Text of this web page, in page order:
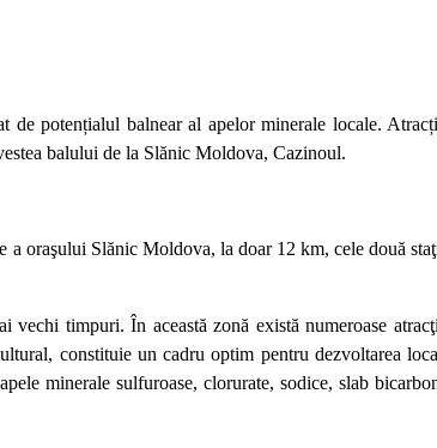
potențialul balnear al apelor minerale locale.
balului de la Slănic Moldova, Cazinoul.
a oraşului Slănic Moldova, la doar 12 km, cele două
vechi timpuri. În această zonă există numeroase
constituie un cadru optim pentru dezvoltarea
minerale sulfuroase, clorurate, sodice, slab